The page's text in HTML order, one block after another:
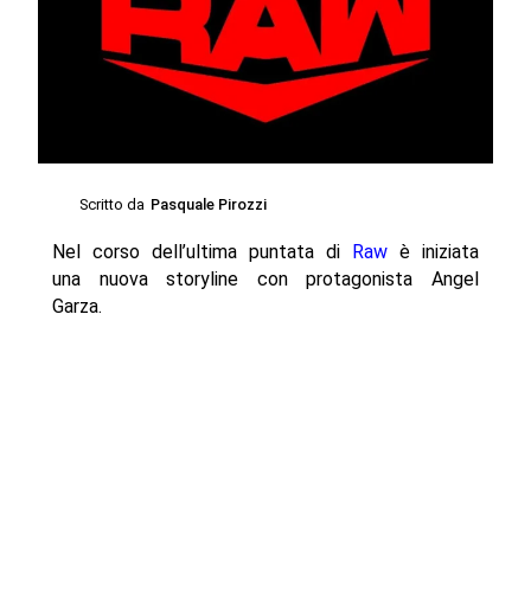
Scritto da Pasquale Pirozzi
Nel corso dell’ultima puntata di Raw è iniziata
una nuova storyline con protagonista Angel
Garza.